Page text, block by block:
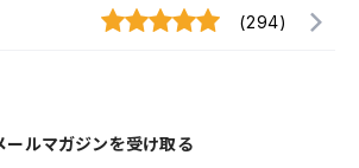
(294)
ールマガジンを受け取る